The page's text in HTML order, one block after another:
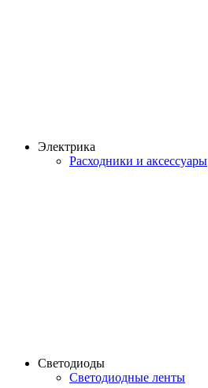
Электрика
Расходники и аксессуары
Светодиоды
Светодиодные ленты